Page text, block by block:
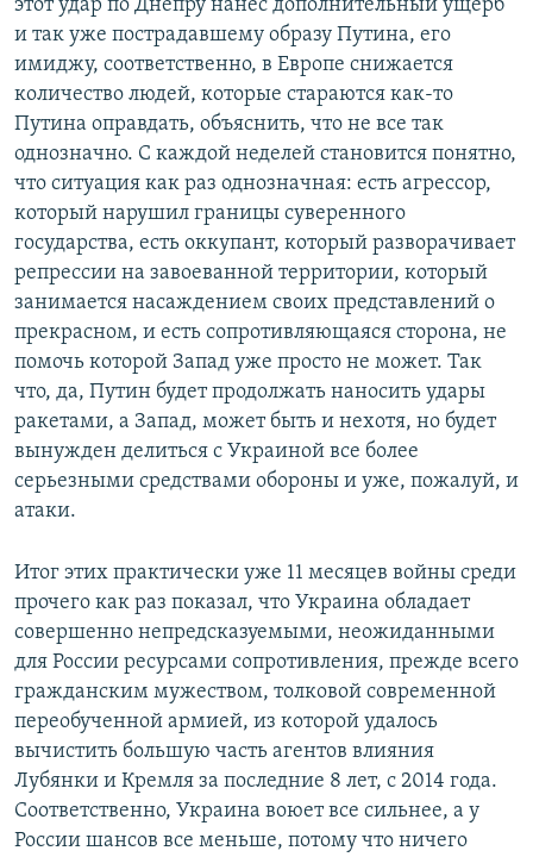
этот удар по Днепру нанес дополнительный ущерб
и так уже пострадавшему образу Путина, его
имиджу, соответственно, в Европе снижается
количество людей, которые стараются как-то
Путина оправдать, объяснить, что не все так
однозначно. С каждой неделей становится понятно,
что ситуация как раз однозначная: есть агрессор,
который нарушил границы суверенного
государства, есть оккупант, который разворачивает
репрессии на завоеванной территории, который
занимается насаждением своих представлений о
прекрасном, и есть сопротивляющаяся сторона, не
помочь которой Запад уже просто не может. Так
что, да, Путин будет продолжать наносить удары
ракетами, а Запад, может быть и нехотя, но будет
вынужден делиться с Украиной все более
серьезными средствами обороны и уже, пожалуй, и
атаки.
Итог этих практически уже 11 месяцев войны среди
прочего как раз показал, что Украина обладает
совершенно непредсказуемыми, неожиданными
для России ресурсами сопротивления, прежде всего
гражданским мужеством, толковой современной
переобученной армией, из которой удалось
вычистить большую часть агентов влияния
Лубянки и Кремля за последние 8 лет, с 2014 года.
Соответственно, Украина воюет все сильнее, а у
России шансов все меньше, потому что ничего